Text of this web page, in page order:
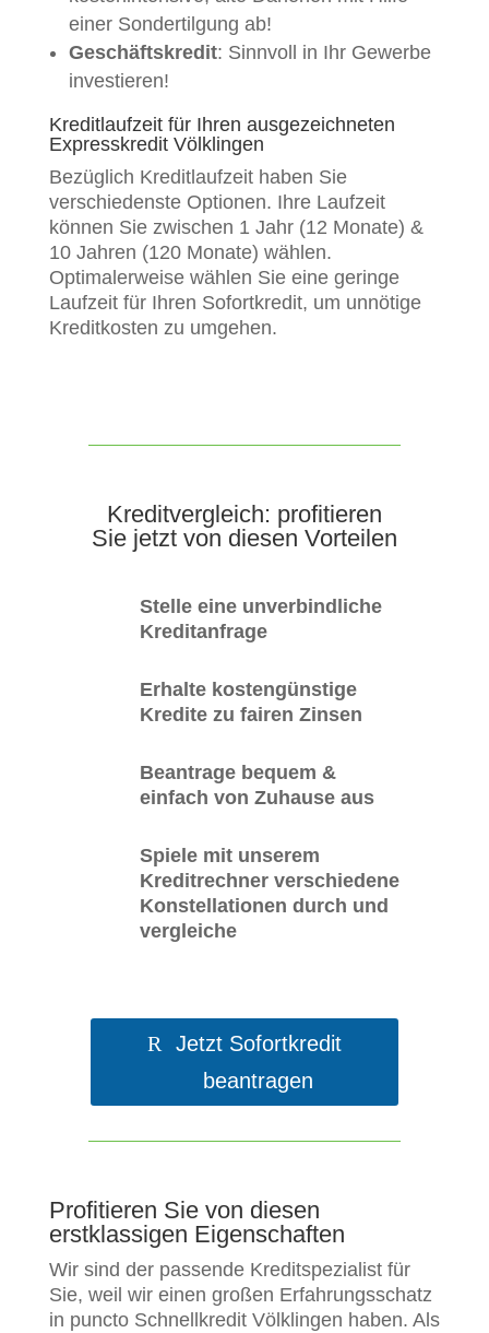
einer Sondertilgung ab!
Geschäftskredit: Sinnvoll in Ihr Gewerbe
investieren!
Kreditlaufzeit für Ihren ausgezeichneten
Expresskredit Völklingen
Bezüglich Kreditlaufzeit haben Sie
verschiedenste Optionen. Ihre Laufzeit
können Sie zwischen 1 Jahr (12 Monate) &
10 Jahren (120 Monate) wählen.
Optimalerweise wählen Sie eine geringe
Laufzeit für Ihren Sofortkredit, um unnötige
Kreditkosten zu umgehen.
Kreditvergleich: profitieren
Sie jetzt von diesen Vorteilen
Stelle eine unverbindliche
Kreditanfrage
Erhalte kostengünstige
Kredite zu fairen Zinsen
Beantrage bequem &
einfach von Zuhause aus
Spiele mit unserem
Kreditrechner verschiedene
Konstellationen durch und
vergleiche
Jetzt Sofortkredit
beantragen
Profitieren Sie von diesen
erstklassigen Eigenschaften
Wir sind der passende Kreditspezialist für
Sie, weil wir einen großen Erfahrungsschatz
in puncto Schnellkredit Völklingen haben. Als